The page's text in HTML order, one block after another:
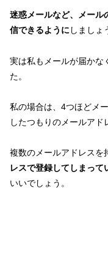
迷惑メールなど、メー
信できるようにしましょ
実は私もメールが届かな
た。
私の場合は、4つほどメ
したつもりのメールアド
複数のメールアドレスを
レスで登録してしまって
いいでしょう。